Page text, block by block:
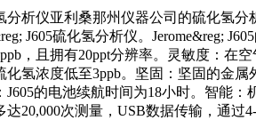
分析仪亚利桑那州仪器公司的硫化氢分
J605硫化氢分析仪。Jerome&reg;
，且拥有20ppt分辨率。灵敏度：在空
化氢浓度低至3ppb。坚固：坚固的金属
J605的电池续航时间为18小时。智能：
达20,000次测量，USB数据传输，通过4-